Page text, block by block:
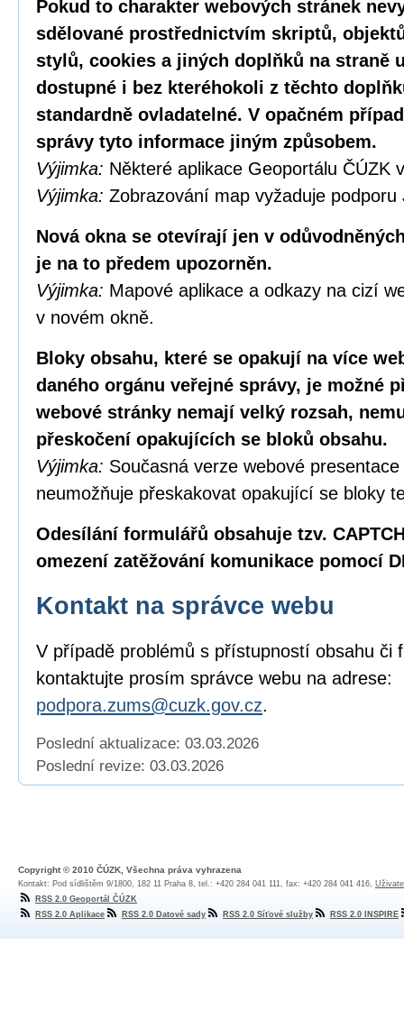
Pokud to charakter webových stránek
sdělované prostřednictvím skriptů,
stylů, cookies a jiných doplňků na straně
dostupné i bez kteréhokoli z těchto
standardně ovladatelné. V opačném
správy tyto informace jiným způsobem.
Výjimka: Některé aplikace Geoportálu ČÚZK
Výjimka: Zobrazování map vyžaduje podporu
Nová okna se otevírají jen v
je na to předem upozorněn.
Výjimka: Mapové aplikace a odkazy na cizí
v novém okně.
Bloky obsahu, které se opakují na více
daného orgánu veřejné správy, je možné
webové stránky nemají velký rozsah,
přeskočení opakujících se bloků obsahu.
Výjimka: Současná verze webové
neumožňuje přeskakovat opakující se bloky
Odesílání formulářů obsahuje tzv.
omezení zatěžování komunikace pomocí
Kontakt na správce webu
V případě problémů s přístupností obsahu či
kontaktujte prosím správce webu na adrese:
podpora.zums@cuzk.gov.cz.
Poslední aktualizace: 03.03.2026
Poslední revize: 03.03.2026
Copyright © 2010 ČÚZK, Všechna práva vyhrazena
Kontakt: Pod sídlištěm 9/1800, 182 11 Praha 8, tel.: +420 284 041 111, fax: +420 284 041 416,
RSS 2.0 Geoportál ČÚZK
RSS 2.0 Aplikace
RSS 2.0 Datové sady RSS 2.0 Síťové služby RSS 2.0 INSPIRE